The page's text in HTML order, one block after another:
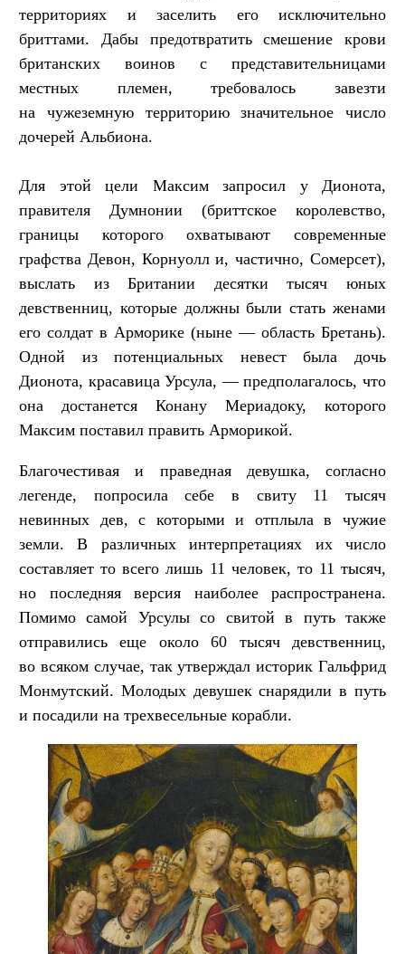
территориях и заселить его исключительно
бриттами. Дабы предотвратить смешение крови
британских воинов с представительницами
местных племен, требовалось завезти
на чужеземную территорию значительное число
дочерей Альбиона.
Для этой цели Максим запросил у Дионота,
правителя Думнонии (бриттское королевство,
границы которого охватывают современные
графства Девон, Корнуолл и, частично, Сомерсет),
выслать из Британии десятки тысяч юных
девственниц, которые должны были стать женами
его солдат в Арморике (ныне — область Бретань).
Одной из потенциальных невест была дочь
Дионота, красавица Урсула, — предполагалось, что
она достанется Конану Мериадоку, которого
Максим поставил править Арморикой.
Благочестивая и праведная девушка, согласно
легенде, попросила себе в свиту 11 тысяч
невинных дев, с которыми и отплыла в чужие
земли. В различных интерпретациях их число
составляет то всего лишь 11 человек, то 11 тысяч,
но последняя версия наиболее распространена.
Помимо самой Урсулы со свитой в путь также
отправились еще около 60 тысяч девственниц,
во всяком случае, так утверждал историк Гальфрид
Монмутский. Молодых девушек снарядили в путь
и посадили на трехвесельные корабли.